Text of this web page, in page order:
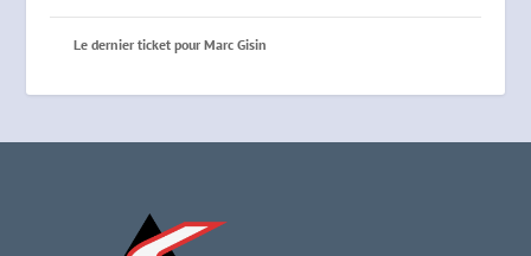
Le dernier ticket pour Marc Gisin